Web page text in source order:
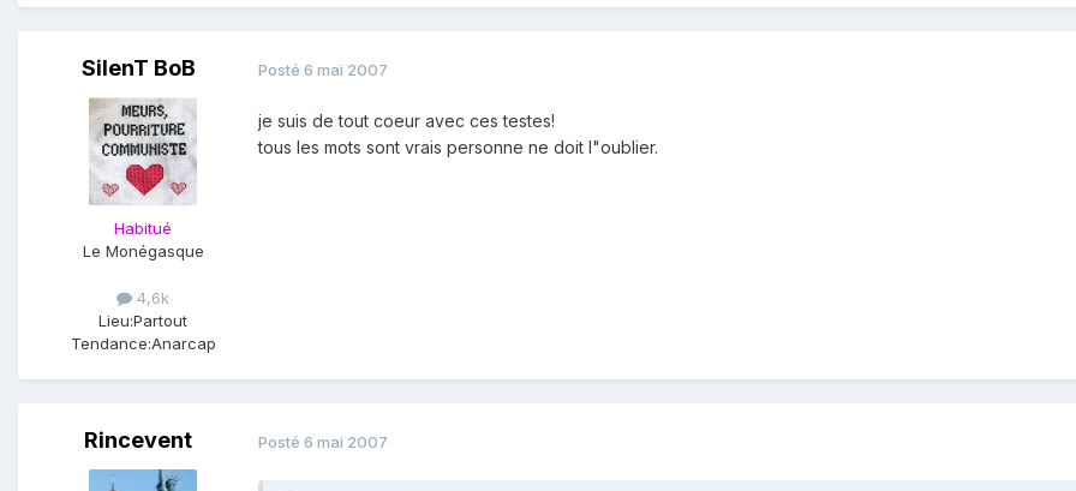
SilenT BoB
Habitué
Le Monégasque
4,6k
Lieu:Partout
Tendance:Anarcap
Posté 6 mai 2007
je suis de tout coeur avec ces testes!
tous les mots sont vrais personne ne doit l"oublier.
Rincevent Posté 6 mai 2007